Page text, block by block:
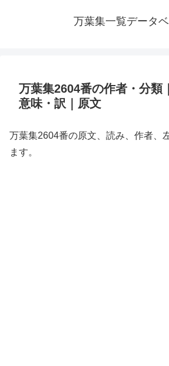
万葉集一覧データ
万葉集2604番の作者・分類
意味・訳｜原文
万葉集2604番の原文、読み、作者、
ます。